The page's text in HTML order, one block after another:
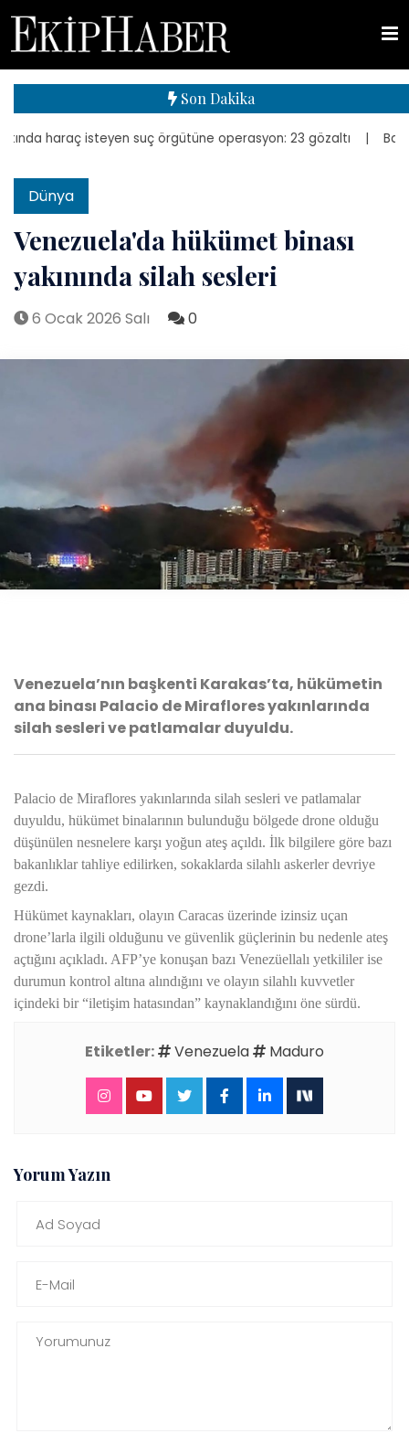
Son Dakika
haraç isteyen suç örgütüne operasyon: 23 gözaltı | Bakan
Dünya
Venezuela'da hükümet binası
yakınında silah sesleri
6 Ocak 2026 Salı 0
Venezuela’nın başkenti Karakas’ta, hükümetin
ana binası Palacio de Miraflores yakınlarında
silah sesleri ve patlamalar duyuldu.
Palacio de Miraflores yakınlarında silah sesleri ve patlamalar
duyuldu, hükümet binalarının bulunduğu bölgede drone olduğu
düşünülen nesnelere karşı yoğun ateş açıldı. İlk bilgilere göre bazı
bakanlıklar tahliye edilirken, sokaklarda silahlı askerler devriye
gezdi.
Hükümet kaynakları, olayın Caracas üzerinde izinsiz uçan
drone’larla ilgili olduğunu ve güvenlik güçlerinin bu nedenle ateş
açtığını açıkladı. AFP’ye konuşan bazı Venezüellalı yetkililer ise
durumun kontrol altına alındığını ve olayın silahlı kuvvetler
içindeki bir “iletişim hatasından” kaynaklandığını öne sürdü.
Etiketler: Venezuela Maduro
Yorum Yazın